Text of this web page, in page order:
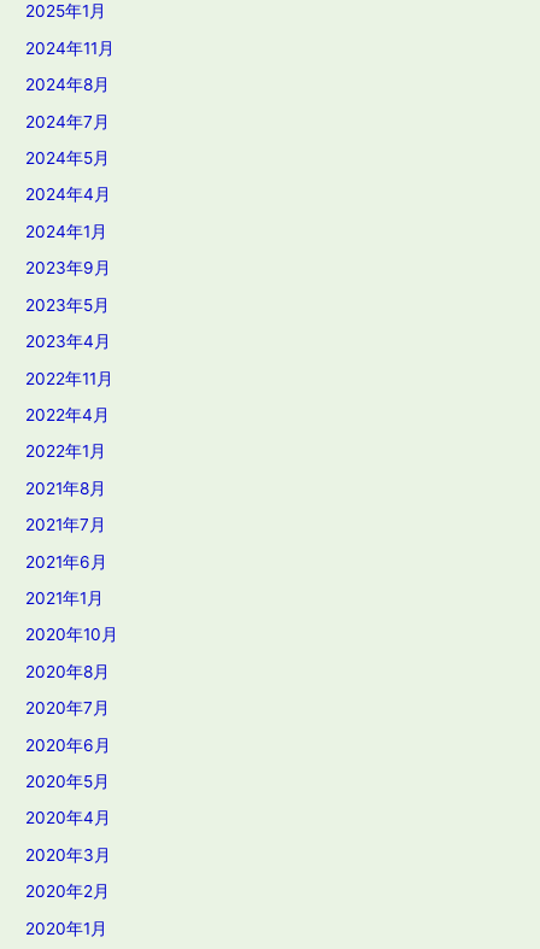
2025年1月
2024年11月
2024年8月
2024年7月
2024年5月
2024年4月
2024年1月
2023年9月
2023年5月
2023年4月
2022年11月
2022年4月
2022年1月
2021年8月
2021年7月
2021年6月
2021年1月
2020年10月
2020年8月
2020年7月
2020年6月
2020年5月
2020年4月
2020年3月
2020年2月
2020年1月